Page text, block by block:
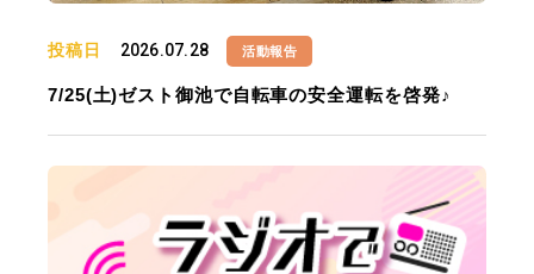
投稿日 2026.07.28 活動報告
7/25(土)ゼスト御池で自転車の安全運転を啓発♪